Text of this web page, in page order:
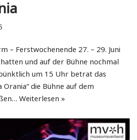
– Ferstwochenende 27. – 29. Juni
und auf der Bühne nochmal
um 15 Uhr betrat das
die Bühne auf dem
Weiterlesen »